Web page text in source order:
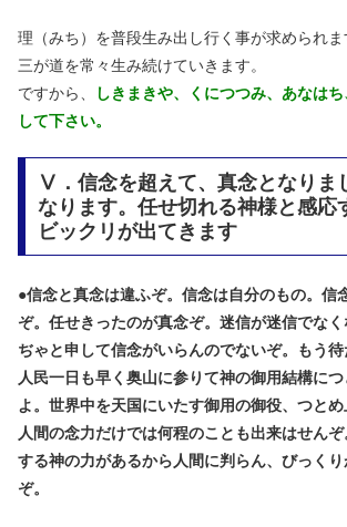
理（みち）を普段生み出し行く事が求められま
三が道を常々生み続けていきます。
ですから、
しきまきや、くにつつみ、あなは
して下さい。
Ⅴ．信念を超えて、真念となりま
なります。任せ切れる神様と感応
ビックリが出てきます
●信念と真念は違ふぞ。信念は自分のもの。信
ぞ。任せきったのが真念ぞ。迷信が迷信でなく
ぢゃと申して信念がいらんのでないぞ。もう
人民一日も早く奥山に参りて神の御用結構に
よ。世界中を天国にいたす御用の御役、つとめ
人間の念力だけでは何程のことも出来はせん
する神の力があるから人間に判らん、びっく
ぞ。